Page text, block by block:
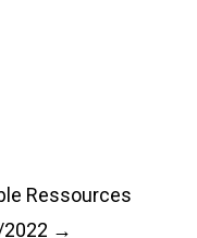
Ressources
→